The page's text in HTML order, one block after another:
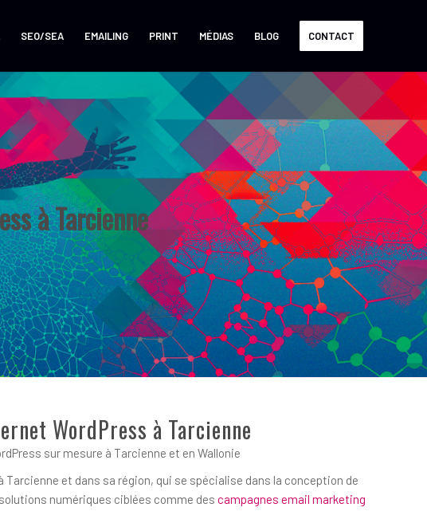
SEO/SEA EMAILING PRINT MÉDIAS BLOG CONTACT
à Tarcienne
WordPress à Tarcienne
sur mesure à Tarcienne et en Wallonie
Tarcienne et dans sa région, qui se spécialise dans la conception de
numériques ciblées comme des campagnes email marketing